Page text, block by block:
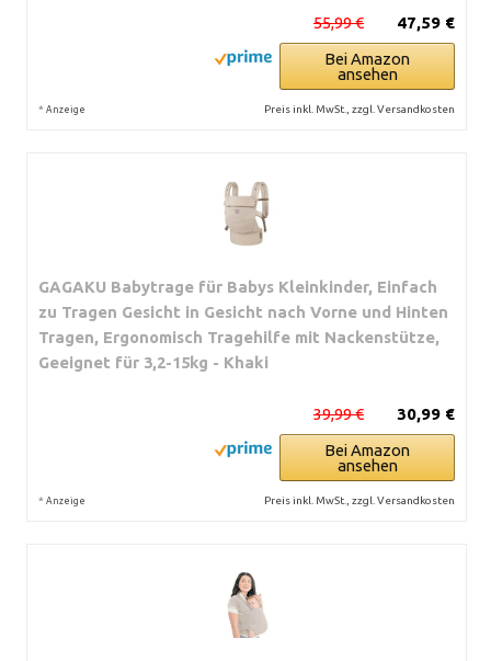
47,59 €
55,99 €
Bei Amazon
ansehen
* Anzeige Preis inkl. MwSt., zzgl. Versandkosten
GAGAKU Babytrage für Babys Kleinkinder, Einfach
zu Tragen Gesicht in Gesicht nach Vorne und Hinten
Tragen, Ergonomisch Tragehilfe mit Nackenstütze,
Geeignet für 3,2-15kg - Khaki
30,99 €
39,99 €
Bei Amazon
ansehen
* Anzeige Preis inkl. MwSt., zzgl. Versandkosten